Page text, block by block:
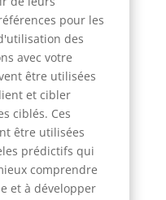
pour les
des
avec votre
être utilisées
et cibler
ciblés. Ces
être utilisées
prédictifs qui
comprendre
et à développer